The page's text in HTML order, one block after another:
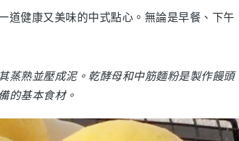
道健康又美味的中式點心。無論是早餐、下午
蒸熟並壓成泥。乾酵母和中筋麵粉是製作饅頭
的基本食材。